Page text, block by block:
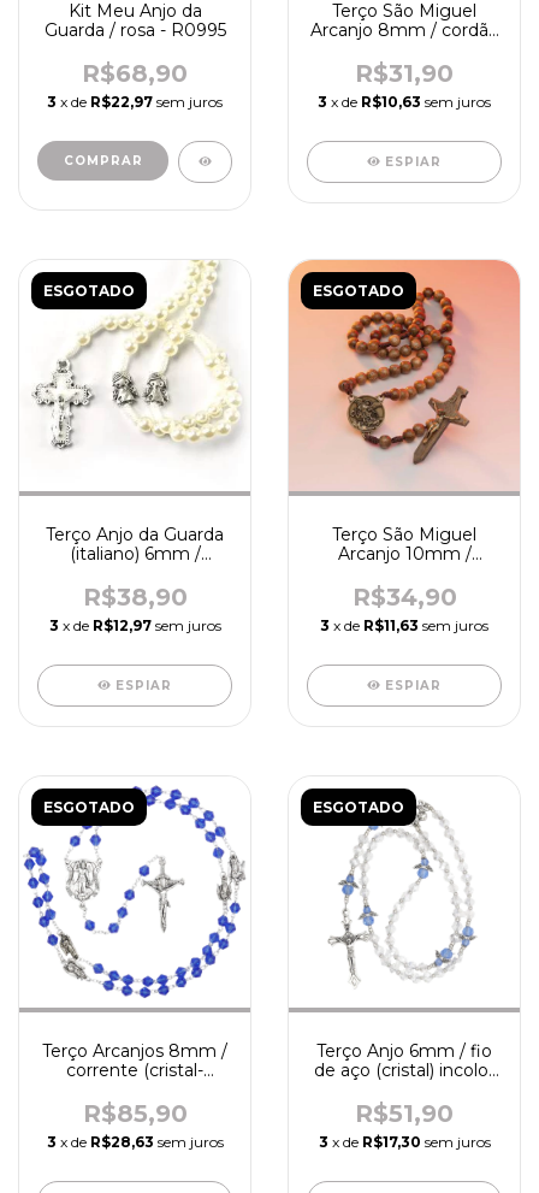
Kit Meu Anjo da
Guarda / rosa - R0995
R$68,90
3 x de R$22,97 sem juros
Terço São Miguel
Arcanjo 8mm / cordão
R$31,90
3 x de R$10,63 sem juros
ESPIAR
ESGOTADO
Terço Anjo da Guarda
(italiano) 6mm /
R$38,90
3 x de R$12,97 sem juros
ESPIAR
ESGOTADO
Terço São Miguel
Arcanjo 10mm /
R9832
R$34,90
3 x de R$11,63 sem juros
ESPIAR
ESGOTADO
Terço Arcanjos 8mm /
corrente (cristal-
R$85,90
3 x de R$28,63 sem juros
ESGOTADO
Terço Anjo 6mm / fio
de aço (cristal) incolor
R$51,90
3 x de R$17,30 sem juros